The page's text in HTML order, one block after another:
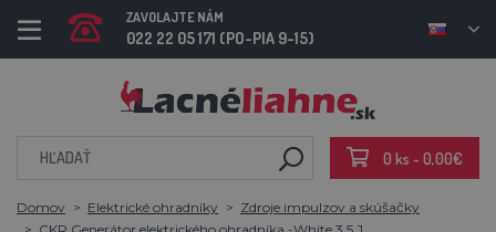
ZAVOLAJTE NÁM
022 22 05 171 (PO-PIA 9-15)
0 ks - 0,00€
Domov Elektrické ohradníky
Zdroje impulzov a skúšačky